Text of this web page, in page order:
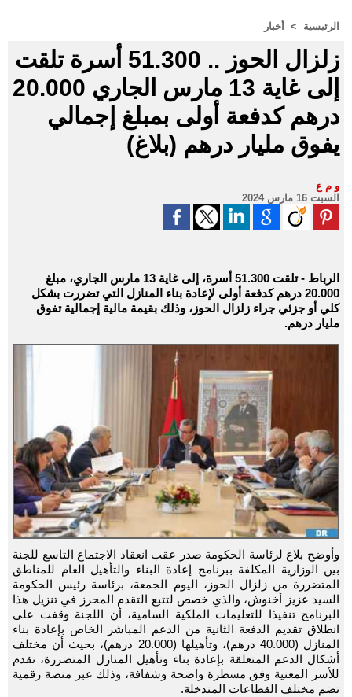
الرئيسية > أخبار
زلزال الحوز .. 51.300 أسرة تلقت
إلى غاية 13 مارس الجاري 20.000
درهم كدفعة أولى بمبلغ إجمالي
يفوق مليار درهم‏ (بلاغ)
و م ع
السبت 16 مارس 2024
الرباط - تلقت 51.300 أسرة، إلى غاية 13 مارس الجاري، مبلغ
20.000 درهم كدفعة أولى لإعادة بناء المنازل التي تضررت بشكل
كلي أو جزئي جراء زلزال الحوز، وذلك بقيمة مالية إجمالية تفوق
مليار درهم.
وأوضح بلاغ لرئاسة الحكومة صدر عقب انعقاد الاجتماع التاسع للجنة
بين الوزارية المكلفة ببرنامج إعادة البناء والتأهيل العام للمناطق
المتضررة من زلزال الحوز، اليوم الجمعة، برئاسة رئيس الحكومة
السيد عزيز أخنوش، والذي خصص لتتبع التقدم المحرز في تنزيل هذا
البرنامج تنفيذا للتعليمات الملكية السامية، أن اللجنة وقفت على
انطلاق ‏تقديم الدفعة الثانية من الدعم المباشر الخاص بإعادة بناء
المنازل (40.000 درهم)، وتأهيلها (20.000 درهم)، بحيث أن مختلف
أشكال الدعم المتعلقة بإعادة بناء وتأهيل المنازل المتضررة، تقدم
للأسر المعنية وفق مسطرة واضحة وشفافة، وذلك عبر منصة رقمية
تضم مختلف القطاعات المتدخلة.